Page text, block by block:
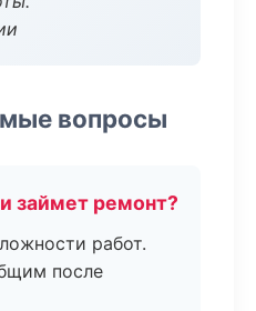
вопросы
займет ремонт?
работ.
после